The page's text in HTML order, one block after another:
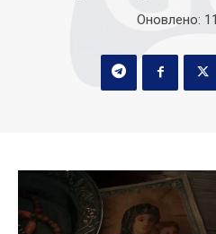
Оновлено: